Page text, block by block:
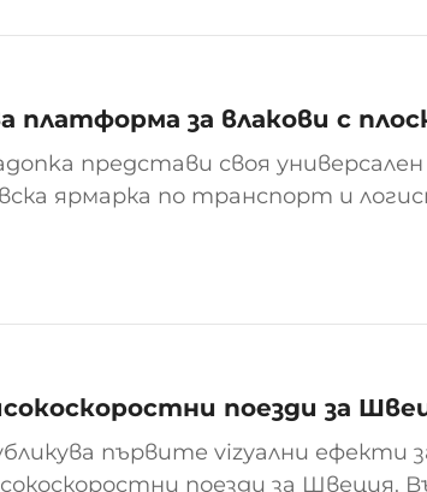
платформа за влакови с
представи своя
ярмарка по транспорт и
превозка на
за превоз на 12-футови, 20
поезди за
първите vizуални ефекти
поезди за Швеция.